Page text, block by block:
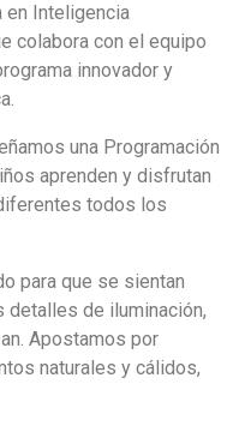
en Inteligencia
colabora con el equipo
innovador y
una Programación
aprenden y disfrutan
todos los
para que se sientan
detalles de iluminación,
Apostamos por
naturales y cálidos,